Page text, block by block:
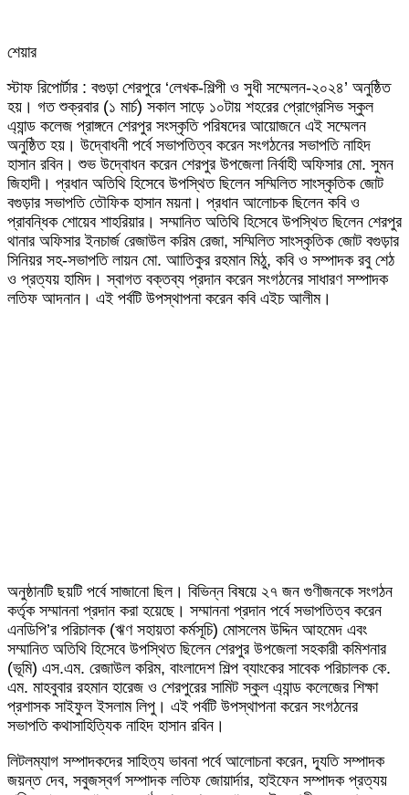
শেয়ার
via
Email
স্টাফ রিপোর্টার : বগুড়া শেরপুরে ‘লেখক-শিল্পী ও সুধী সম্মেলন-২০২৪’ অনুষ্ঠিত
হয়। গত শুক্রবার (১ মার্চ) সকাল সাড়ে ১০টায় শহরের প্রোগ্রেসিভ স্কুল
এ্যান্ড কলেজ প্রাঙ্গনে শেরপুর সংস্কৃতি পরিষদের আয়োজনে এই সম্মেলন
অনুষ্ঠিত হয়। উদ্বোধনী পর্বে সভাপতিত্ব করেন সংগঠনের সভাপতি নাহিদ
হাসান রবিন। শুভ উদ্বোধন করেন শেরপুর উপজেলা নির্বাহী অফিসার মো. সুমন
জিহাদী। প্রধান অতিথি হিসেবে উপস্থিত ছিলেন সম্মিলিত সাংস্কৃতিক জোট
বগুড়ার সভাপতি তৌফিক হাসান ময়না। প্রধান আলোচক ছিলেন কবি ও
প্রাবন্ধিক শোয়েব শাহরিয়ার। সম্মানিত অতিথি হিসেবে উপস্থিত ছিলেন শেরপুর
থানার অফিসার ইনচার্জ রেজাউল করিম রেজা, সম্মিলিত সাংস্কৃতিক জোট বগুড়ার
সিনিয়র সহ-সভাপতি লায়ন মো. আাতিকুর রহমান মিঠু, কবি ও সম্পাদক রবু শেঠ
ও প্রত্যয় হামিদ। স্বাগত বক্তব্য প্রদান করেন সংগঠনের সাধারণ সম্পাদক
লতিফ আদনান। এই পর্বটি উপস্থাপনা করেন কবি এইচ আলীম।
অনুষ্ঠানটি ছয়টি পর্বে সাজানো ছিল। বিভিন্ন বিষয়ে ২৭ জন গুণীজনকে সংগঠন
কর্তৃক সম্মাননা প্রদান করা হয়েছে। সম্মাননা প্রদান পর্বে সভাপতিত্ব করেন
এনডিপি’র পরিচালক (ঋণ সহায়তা কর্মসূচি) মোসলেম উদ্দিন আহমেদ এবং
সম্মানিত অতিথি হিসেবে উপস্থিত ছিলেন শেরপুর উপজেলা সহকারী কমিশনার
(ভূমি) এস.এম. রেজাউল করিম, বাংলাদেশ শিল্প ব্যাংকের সাবেক পরিচালক কে.
এম. মাহবুবার রহমান হারেজ ও শেরপুরের সামিট স্কুল এ্যান্ড কলেজের শিক্ষা
প্রশাসক সাইফুল ইসলাম লিপু। এই পর্বটি উপস্থাপনা করেন সংগঠনের
সভাপতি কথাসাহিত্যিক নাহিদ হাসান রবিন।
লিটলম্যাগ সম্পাদকদের সাহিত্য ভাবনা পর্বে আলোচনা করেন, দ্যূতি সম্পাদক
জয়ন্ত দেব, সবুজস্বর্গ সম্পাদক লতিফ জোয়ার্দার, হাইফেন সম্পাদক প্রত্যয়